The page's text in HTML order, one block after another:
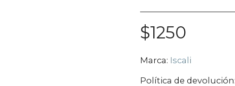
$1250
Marca: Iscali
Política de devolución: